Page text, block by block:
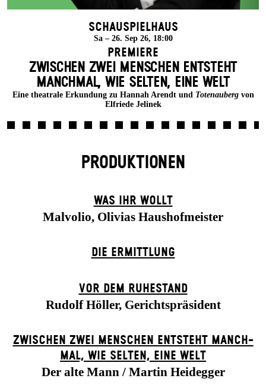
Schauspielhaus
Sa – 26. Sep 26, 18:00
Premiere
ZWISCHEN ZWEI MENSCHEN ENT­STEHT
MANCH­MAL, WIE SELTEN, EINE WELT
Eine theatrale Erkundung zu Hannah Arendt und Totenaubergvon
Elfriede Jelinek
PRODUKTIONEN
WAS IHR WOLLT
Malvolio, Olivias Haushofmeister
DIE ERMITTLUNG
VOR DEM RUHESTAND
Rudolf Höller, Gerichtspräsident
ZWISCHEN ZWEI MENSCHEN ENT­STEHT MANCH­
MAL, WIE SELTEN, EINE WELT
Der alte Mann / Martin Heidegger